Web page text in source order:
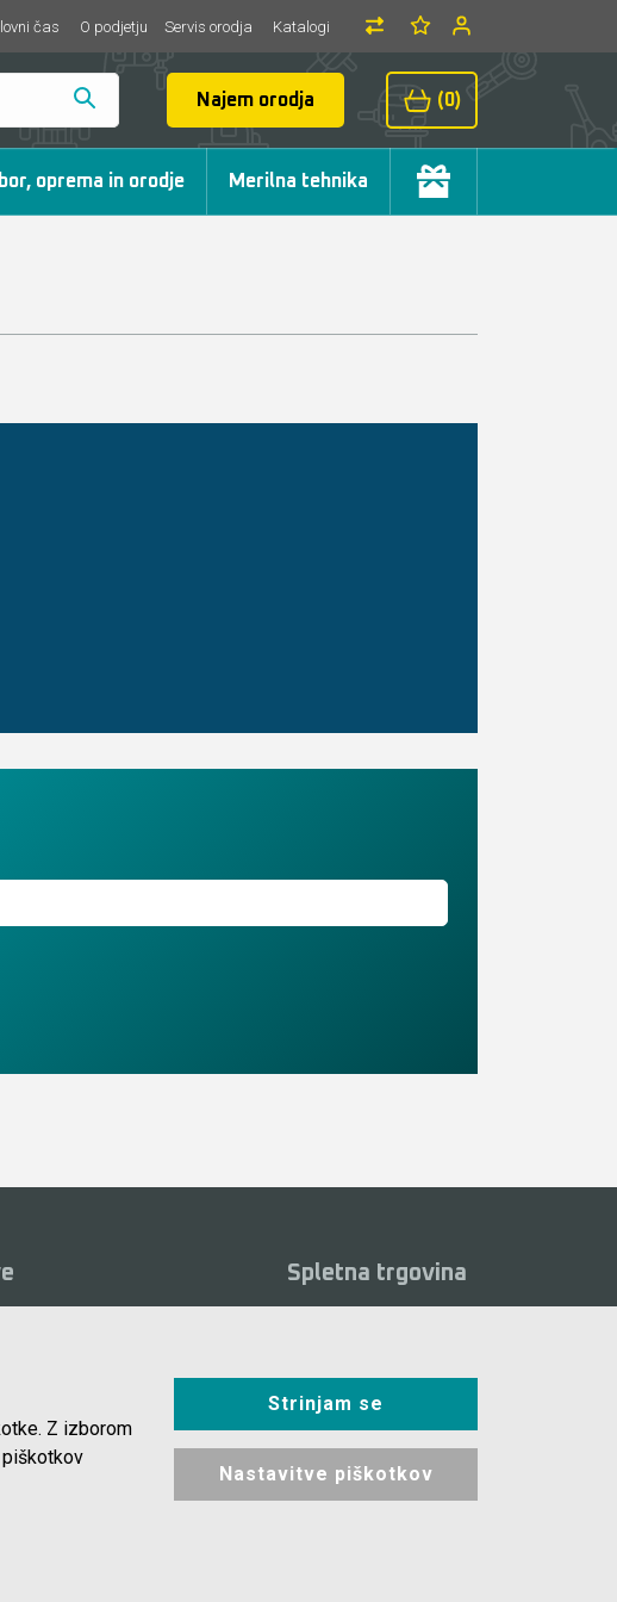
čas O podjetju Servis orodja Katalogi
Najem orodja (0)
oprema in orodje Merilna tehnika
Spletna trgovina
Odstop od nakupa
Varovanje podatkov
Z izborom
piškotkov
Strinjam se
Nastavitve piškotkov